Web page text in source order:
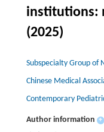
institutions:
(2025)
Subspecialty Group of
Chinese Medical
Contemporary
Author information +